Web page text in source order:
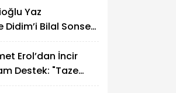
Yaz
Didim’i Bilal Sonses
Erol’dan İncir
Destek: "Taze